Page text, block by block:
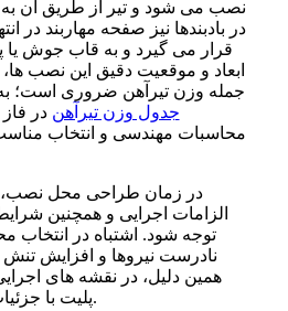
نصب می‌ شود و تیر از طریق آن
در بادبندها نیز صفحه مهاربند در
قرار می‌ گیرد و به قاب جوش یا
ابعاد و موقعیت دقیق این نصب‌
جمله وزن تیرآهن ضروری است؛
جدول وزن تیرآهن در
محاسبات مهندسی و انتخاب
در زمان طراحی محل نصب،
الزامات اجرایی و همچنین
توجه شود. اشتباه در انتخاب
نادرست نیروها و افزایش
همین دلیل، در نقشه‌ های
پلیت با جزئیات کامل نشان داده شود.